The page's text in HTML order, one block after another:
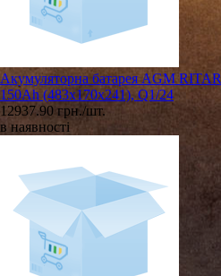
Акумуляторна батарея AGM
150Ah (483х170х241), Q1/24
12937.90 грн./шт.
в наявності